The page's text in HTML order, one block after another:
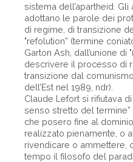
sistema dell’apartheid. Gli
adottano le parole dei
di regime, di transizione
"refolution” (termine
Garton Ash, dall’unione di
descrivere il processo di
transizione dal
dell’Est nel 1989, ndr).
Claude Lefort si rifiutava
senso stretto del
che posero fine al
realizzato pienamente, o
rivendicare o ammettere,
tempo il filosofo del